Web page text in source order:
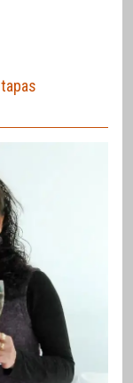
tapas